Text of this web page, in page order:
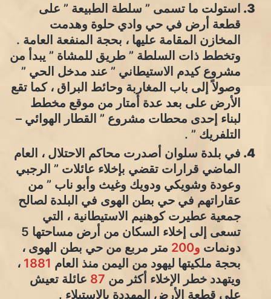
استولت ما تسمى ” سلطة الطبيعة ” على
قطعة أرض في حي وادي حلوة وهدمت
المخازن المقامة عليها ، بحجة المنفعة العامة .
وتخطط ذات السلطة ” طريق للمشاة ” يبدأ من
مشروع كيدم الاستيطاني ” عند مدخل الحي ”
وصولاً إلى باب المغاربة وحائط البراق ، كما تقع
الأرض على بعد عدة أمتار من موقع مخطط
لبناء إحدى محطات مشروع ” القطار الهوائي –
التلفريك ” .
في بلدة سلوان أصدرت محاكم الاحتلال ، العام
الماضي قرارات تقضي بإخلاء عائلات ” الرجبي
وعودة وشويكي ودويك وغيث وأبو ناب ” من
عقاراتهم في حي بطن الهوى في البلدة لصالح
جمعية عطيرت كوهنيم الاستيطانية ، التي
تسعى إلى إخلاء السكان من أرض مساحتها 5
دونمات و200
متر مربع من حي بطن الهوى ،
بحجة ملكيتها ليهود من اليمن منذ العام 1881 ،
ويتهدد خطر الإخلاء أكثر من 87 عائلة تعيش
على قطعة الأرض المهددة بالاستيلاء .